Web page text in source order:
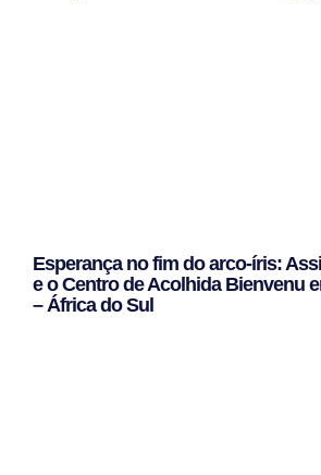
Esperança no fim do arco-íris:
e o Centro de Acolhida Bienvenu
– África do Sul